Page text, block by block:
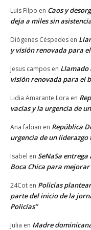
Luis Filpo en Caos y
deja a miles sin
Diógenes Céspedes en
y visión renovada para
Jesus campos en Llamado
visión renovada para el
Lidia Amarante Lora en
vacías y la urgencia de
Ana fabian en República
urgencia de un
Isabel en SeNaSa
Boca Chica para
24Cot en Policías
parte del inicio de la
Policías”
Julia en Madre